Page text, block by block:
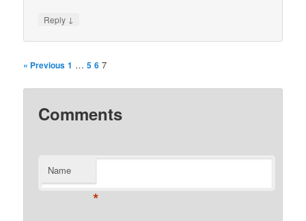
Reply ↓
« Previous 1 … 5 6 7
Comments
Name
*